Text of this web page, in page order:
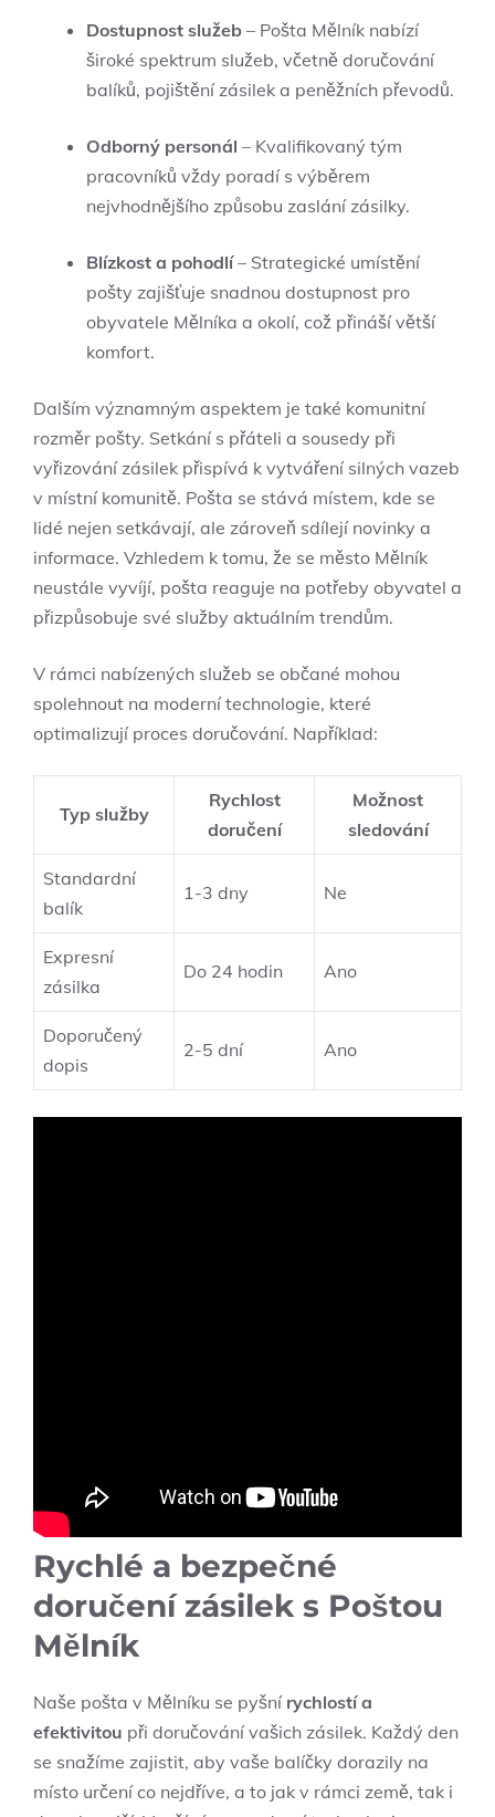
Dostupnost‌ služeb – Pošta Mělník nabízí
široké spektrum služeb, včetně doručování
‌balíků, ‍pojištění zásilek‍ a ⁣peněžních​ převodů.
Odborný personál – Kvalifikovaný‌ tým
pracovníků ⁢vždy‍ poradí⁢ s výběrem
nejvhodnějšího způsobu zaslání zásilky.
Blízkost a pohodlí– Strategické umístění
‌pošty zajišťuje snadnou‍ dostupnost pro
obyvatele Mělníka ‌a okolí, což přináší větší‍
komfort.
Dalším‌ významným‌ aspektem je také komunitní
rozměr⁣ pošty. ‌Setkání s přáteli a sousedy ​při⁤
vyřizování zásilek ⁣přispívá ⁤k vytváření silných vazeb
⁣v místní komunitě. ⁣Pošta se stává místem, ⁤kde se​
lidé nejen setkávají, ale zároveň ⁤sdílejí novinky a
informace. Vzhledem k tomu, že se ⁢město ⁤Mělník
neustále ​vyvíjí, pošta⁣ reaguje‍ na potřeby obyvatel⁤ a‌
přizpůsobuje své služby⁢ aktuálním‌ trendům.
V rámci nabízených ​služeb⁤ se občané mohou
spolehnout na ‍moderní technologie, ⁣které
optimalizují​ proces doručování. ⁤Například:
Typ služby
Rychlost
doručení
Možnost
sledování
Standardní⁣
balík
1-3 ⁣dny Ne
Expresní
zásilka
Do 24 hodin Ano
Doporučený
dopis
2-5 dní Ano
Rychlé ⁤a bezpečné
doručení zásilek s Poštou
Mělník
Naše pošta v ⁢Mělníku se pyšní rychlostí a
efektivitou při ⁢doručování ​vašich zásilek.​ Každý den
se snažíme zajistit,⁤ aby vaše balíčky dorazily na
místo určení co nejdříve, a to jak v rámci země, tak ​i